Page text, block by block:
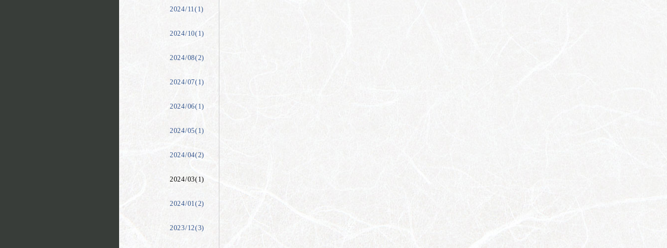
2024/11(1)
2024/10(1)
2024/08(2)
2024/07(1)
2024/06(1)
2024/05(1)
2024/04(2)
2024/03(1)
2024/01(2)
2023/12(3)